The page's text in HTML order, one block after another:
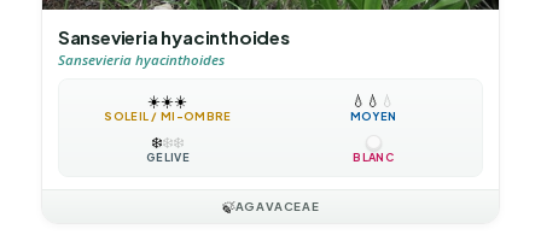
Sansevieria hyacinthoides
Sansevieria hyacinthoides
☀️☀️☀️
SOLEIL / MI-OMBRE
💧 💧 💧
MOYEN
❄️❄️❄️
GÉLIVE BLANC
🍃AGAVACEAE